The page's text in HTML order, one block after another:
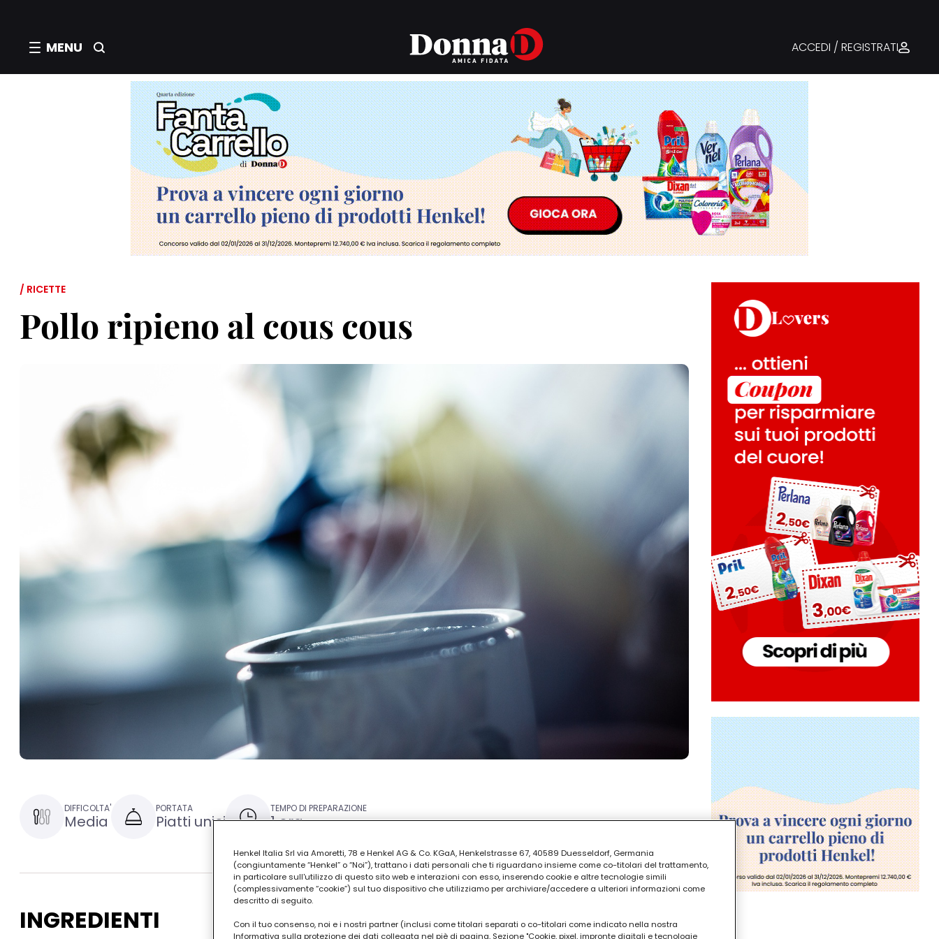
MENU ACCEDI / REGISTRATI
/ RICETTE
Pollo ripieno al cous cous
DIFFICOLTA'
Media
PORTATA
Piatti unici
TEMPO DI PREPARAZIONE
1 ora
INGREDIENTI
Henkel Italia Srl via Amoretti, 78 e Henkel AG & Co. KGaA, Henkelstrasse 67, 40589 Duesseldorf, Germania
(congiuntamente “Henkel” o “Noi”), trattano i dati personali che ti riguardano insieme come co-titolari del trattamento,
in particolare sull'utilizzo di questo sito web e interazioni con esso, inserendo cookie e altre tecnologie simili
(complessivamente “cookie”) sul tuo dispositivo che utilizziamo per archiviare/accedere a ulteriori informazioni come
descritto di seguito.
Con il tuo consenso, noi e i nostri partner (inclusi come titolari separati o co-titolari come indicato nella nostra
Informativa sulla protezione dei dati collegata nel piè di pagina, Sezione "Cookie, pixel, impronte digitali e tecnologie